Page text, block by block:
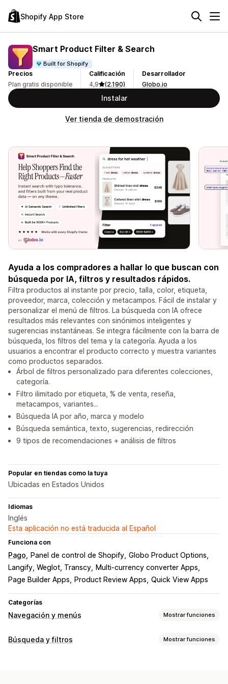
Shopify App Store
Smart Product Filter & Search
Built for Shopify
Precios
Plan gratis disponible
Calificación
4,9
(2.190)
Desarrollador
Globo.io
Instalar
Ver tienda de demostración
Ayuda a los compradores a hallar lo que buscan con
búsqueda por IA, filtros y resultados rápidos.
Filtra productos al instante por precio, talla, color, etiqueta,
proveedor, marca, colección y metacampos. Fácil de instalar y
personalizar el menú de filtros. La búsqueda con IA ofrece
resultados más relevantes con sinónimos inteligentes y
sugerencias instantáneas. Se integra fácilmente con la barra de
búsqueda, los filtros del tema y la categoría. Ayuda a los
usuarios a encontrar el producto correcto y muestra variantes
como productos separados.
Árbol de filtros personalizado para diferentes colecciones,
categoría.
Filtro ilimitado por etiqueta, % de venta, reseña,
metacampos, variantes...
Búsqueda IA por año, marca y modelo
Búsqueda semántica, texto, sugerencias, redirección
9 tipos de recomendaciones + análisis de filtros
Popular en tiendas como la tuya
Ubicadas en Estados Unidos
Idiomas
Inglés
Esta aplicación no está traducida al Español
Funciona con
Pago Panel de control de Shopify Globo Product Options
Langify, Weglot, Transcy
Multi-currency converter Apps
Page Builder Apps
Product Review Apps Quick View Apps
Categorías
Navegación y menús Mostrar funciones
Estilo del menú
Búsqueda y filtros Mostrar funciones